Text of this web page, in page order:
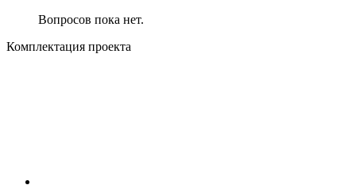
Вопросов пока нет.
Комплектация проекта